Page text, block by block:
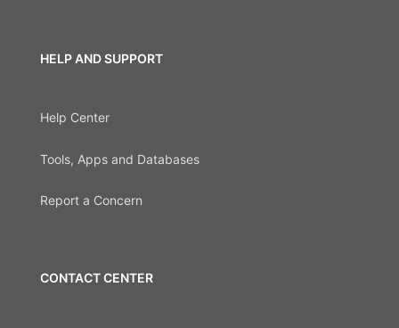
HELP AND SUPPORT
Help Center
Tools, Apps and Databases
Report a Concern
CONTACT CENTER